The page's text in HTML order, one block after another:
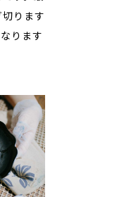
ります
ります